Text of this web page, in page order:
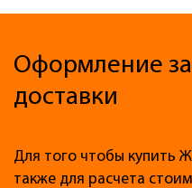
Оформление
доставки
Для того чтобы купить
также для расчета